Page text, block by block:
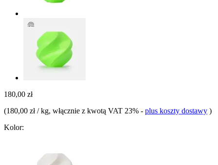
180,00 zł
(180,00 zł / kg, włącznie z kwotą VAT 23% - plus koszty dostawy )
Kolor: